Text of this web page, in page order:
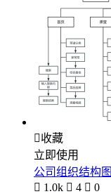
收藏
立即使用
公司组织结构图
 1.0k  4  0